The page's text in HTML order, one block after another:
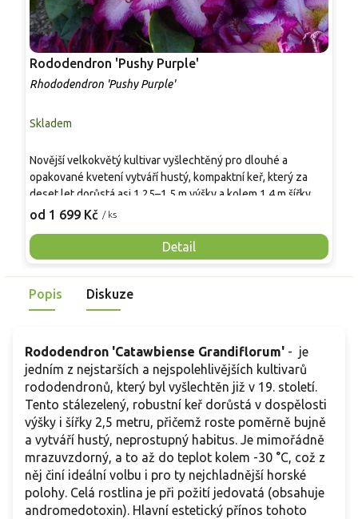
Rododendron 'Pushy Purple'
Rhododendron 'Pushy Purple'
Skladem
od 1 699 Kč / ks
Detail
Novější velkokvětý kultivar vyšlechtěný pro dlouhé a
opakované kvetení vytváří hustý, kompaktní keř, který za
deset let dorůstá asi 1,25–1,5 m výšky a kolem 1,4 m šířky.
Listy jsou eliptické, tmavě zelené, kožovité a stálezelené.
purpurově fialové barvy s bílým středem a žlutou kresbou v
hrdle. Kvete od konce května až do poloviny října.
Mrazuvzdornost cca −20 °C, rostlina je jedovatá.
Popis Diskuze
Rododendron 'Catawbiense Grandiflorum' - je
jedním z nejstarších a nejspolehlivějších kultivarů
rododendronů, který byl vyšlechtěn již v 19. století.
Tento stálezelený, robustní keř dorůstá v dospělosti
výšky i šířky 2,5 metru, přičemž roste poměrně bujně
a vytváří hustý, neprostupný habitus. Je mimořádně
mrazuvzdorný, a to až do teplot kolem -30 °C, což z
něj činí ideální volbu i pro ty nejchladnější horské
polohy. Celá rostlina je při požití jedovatá (obsahuje
andromedotoxin). Hlavní estetický přínos tohoto